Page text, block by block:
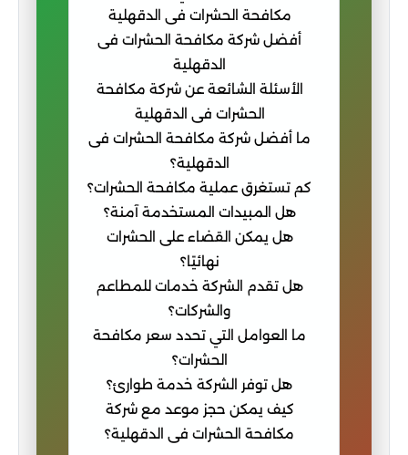
مكافحة الحشرات فى الدقهلية
أفضل شركة مكافحة الحشرات فى
الدقهلية
الأسئلة الشائعة عن شركة مكافحة
الحشرات فى الدقهلية
ما أفضل شركة مكافحة الحشرات فى
الدقهلية؟
كم تستغرق عملية مكافحة الحشرات؟
هل المبيدات المستخدمة آمنة؟
هل يمكن القضاء على الحشرات
نهائيًا؟
هل تقدم الشركة خدمات للمطاعم
والشركات؟
ما العوامل التي تحدد سعر مكافحة
الحشرات؟
هل توفر الشركة خدمة طوارئ؟
كيف يمكن حجز موعد مع شركة
مكافحة الحشرات فى الدقهلية؟